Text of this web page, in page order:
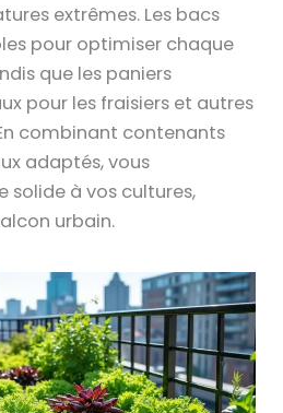
extrêmes. Les bacs
pour optimiser chaque
que les paniers
pour les fraisiers et autres
combinant contenants
adaptés, vous
solide à vos cultures,
urbain.